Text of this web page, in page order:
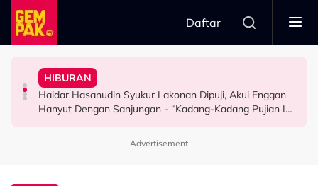
Skip to main content
Daftar
HIBURAN
Bawa Anak Ke Klinik, Syasya Rizal Terkejut Dikenali
Doktor
HIBURAN
Haidar Hasanudin Syukur Lakonan Dipuji, Akui Enggan
Hanyut Dengan Sanjungan - “Kadang-Kadang Pujian Ini
HIBURAN
"Saya Ingat Sampai Bila-Bila..." - Hussain
SELEBRITI
Syida Melvin Serah Isu Hutang Syarikat Kepada
Peguam, Dakwa Masih Belum Dapat Hak - “Saya Dah
Advertisement